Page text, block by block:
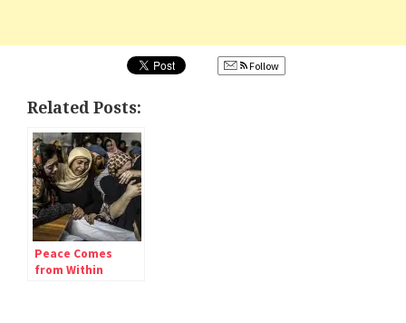
Follow
Related Posts:
Peace Comes
from Within